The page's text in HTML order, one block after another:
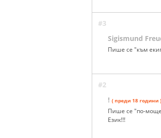
#3
Sigismund
Пише се "към
#2
! ( преди 18 години )
Пише се "по-
Език!!!